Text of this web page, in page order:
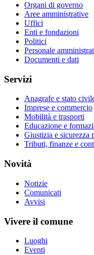
Organi di governo
Aree amministrative
Uffici
Enti e fondazioni
Politici
Personale
Documenti e dati
Servizi
Anagrafe e stato
Imprese e commercio
Mobilità e trasporti
Educazione e
Giustizia e sicurezza
Tributi, finanze e
Novità
Notizie
Comunicati
Avvisi
Vivere il comune
Luoghi
Eventi